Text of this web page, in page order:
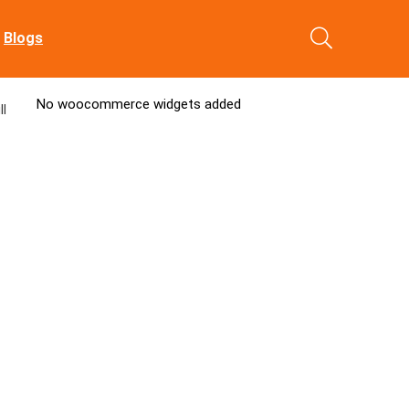
Blogs
No woocommerce widgets added